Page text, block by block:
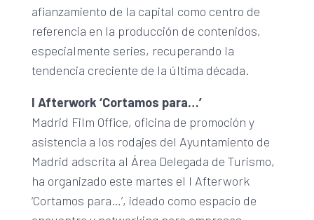
afianzamiento de la capital como centro de
referencia en la producción de contenidos,
especialmente series, recuperando la
tendencia creciente de la última década.
I Afterwork ‘Cortamos para…’
Madrid Film Office, oficina de promoción y
asistencia a los rodajes del Ayuntamiento de
Madrid adscrita al Área Delegada de Turismo,
ha organizado este martes el I Afterwork
‘Cortamos para…’, ideado como espacio de